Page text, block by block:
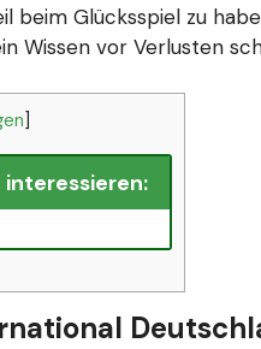
beim Glücksspiel zu
Wissen vor Verlusten